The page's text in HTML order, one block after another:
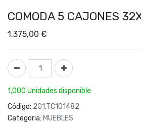
COMODA 5 CAJONES
1.375,00 €
1,000 Unidades disponible
Código: 201.TC101482
Categoria: MUEBLES